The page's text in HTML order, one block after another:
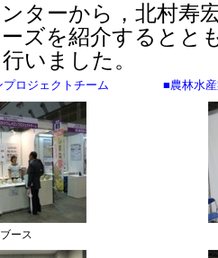
ターから，北村寿
ズを紹介するとと
いました。
ロジェクトチーム ■農林水
ース